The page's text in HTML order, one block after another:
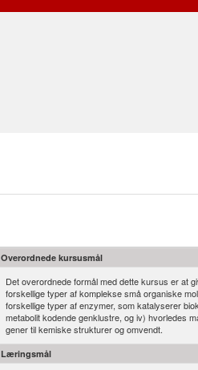
Overordnede kursusmål
Det overordnede formål med dette kursus er at
forskellige typer af komplekse små organiske
forskellige typer af enzymer, som katalyserer
metabolit kodende genklustre, og iv) hvorledes
gener til kemiske strukturer og omvendt.
Læringsmål